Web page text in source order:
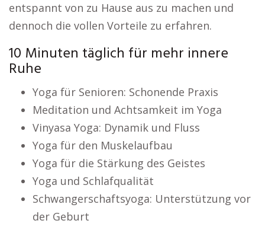
entspannt von zu Hause aus zu machen und
dennoch die vollen Vorteile zu erfahren.
10 Minuten täglich für mehr innere
Ruhe
Yoga für Senioren: Schonende Praxis
Meditation und Achtsamkeit im Yoga
Vinyasa Yoga: Dynamik und Fluss
Yoga für den Muskelaufbau
Yoga für die Stärkung des Geistes
Yoga und Schlafqualität
Schwangerschaftsyoga: Unterstützung vor
der Geburt